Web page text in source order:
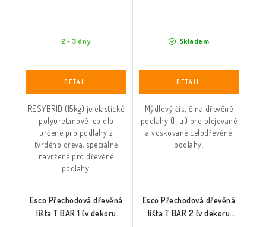
2 - 3 dny
RESYBRID (15kg) je elastické
polyuretanové lepidlo
určené pro podlahy z
tvrdého dřeva, speciálně
navržené pro dřevěné
podlahy.
Skladem
Mýdlový čistič na dřevěné
podlahy (1litr) pro olejované
a voskované celodřevěné
podlahy.
Esco Přechodová dřevěná
lišta T BAR 1 (v dekoru
Esco Přechodová dřevěná
lišta T BAR 2 (v dekoru